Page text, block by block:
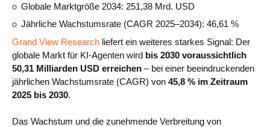
Globale Marktgröße 2034: 251,38 Mrd. USD
Jährliche Wachstumsrate (CAGR 2025–2034): 46,61 %
Grand View Research liefert ein weiteres starkes Signal: Der
globale Markt für KI‑Agenten wird bis 2030 voraussichtlich
50,31 Milliarden USD erreichen – bei einer beeindruckenden
jährlichen Wachstumsrate (CAGR) von 45,8 % im Zeitraum
2025 bis 2030.
Das Wachstum und die zunehmende Verbreitung von